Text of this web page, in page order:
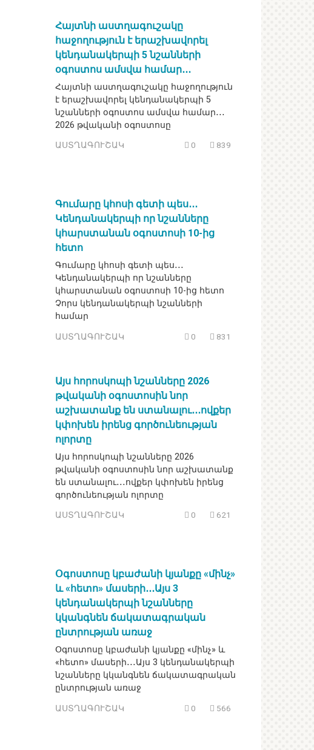
Հայտնի աստղագուշակը
հաջողություն է երաշխավորել
կենդանակերպի 5 նշանների
օգոստոս ամսվա համար․․․
Հայտնի աստղագուշակը հաջողություն
է երաշխավորել կենդանակերպի 5
նշանների օգոստոս ամսվա համար․․․
2026 թվականի օգոստոսը
ԱՍՏՂԱԳՈՒՇԱԿ 0 839
Գումարը կհոսի գետի պես․․․
Կենդանակերպի որ նշանները
կհարստանան օգոստոսի 10-ից
հետո
Գումարը կհոսի գետի պես․․․
Կենդանակերպի որ նշանները
կհարստանան օգոստոսի 10-ից հետո
Չորս կենդանակերպի նշանների
համար
ԱՍՏՂԱԳՈՒՇԱԿ 0 831
Այս հորոսկոպի նշանները 2026
թվականի օգոստոսին նոր
աշխատանք են ստանալու․․․ովքեր
կփոխեն իրենց գործունեության
ոլորտը
Այս հորոսկոպի նշանները 2026
թվականի օգոստոսին նոր աշխատանք
են ստանալու․․․ովքեր կփոխեն իրենց
գործունեության ոլորտը
ԱՍՏՂԱԳՈՒՇԱԿ 0 621
Օգոստոսը կբաժանի կյանքը «մինչ»
և «հետո» մասերի․․․Այս 3
կենդանակերպի նշանները
կկանգնեն ճակատագրական
ընտրության առաջ
Օգոստոսը կբաժանի կյանքը «մինչ» և
«հետո» մասերի․․․Այս 3 կենդանակերպի
նշանները կկանգնեն ճակատագրական
ընտրության առաջ
ԱՍՏՂԱԳՈՒՇԱԿ 0 566